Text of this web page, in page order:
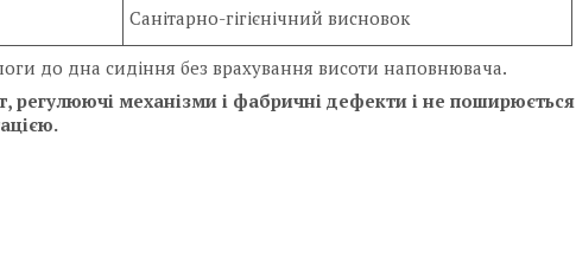
Санітарно-гігієнічний висновок
до дна сидіння без врахування висоти наповнювача.
регулюючі механізми і фабричні дефекти і не поширюється